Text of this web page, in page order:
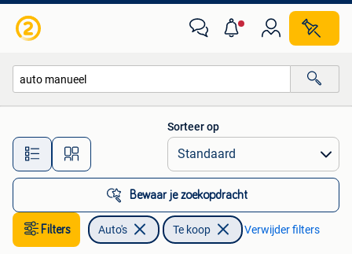
Alle afstanden…
Sorteer op
Bewaar je zoekopdracht
Filters Auto's Te koop Verwijder filters